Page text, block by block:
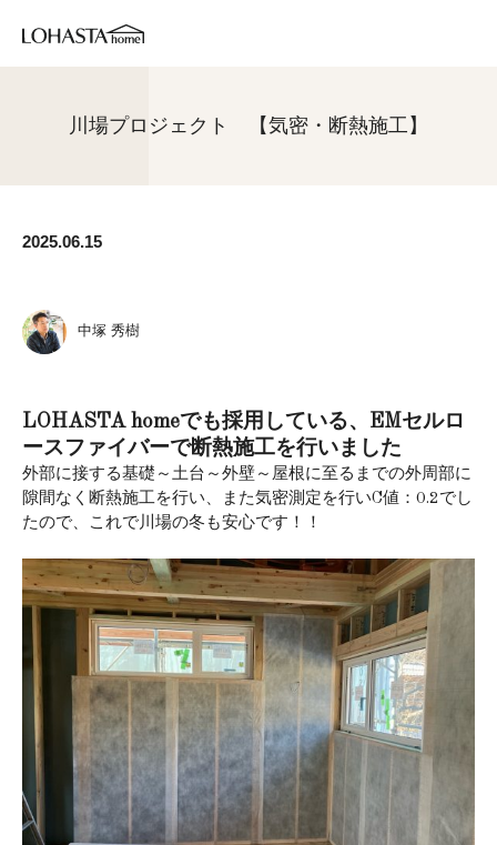
川場プロジェクト 【気密・断熱施工】
2025.06.15
中塚 秀樹
LOHASTA homeでも採用している、EMセルロ
ースファイバーで断熱施工を行いました
外部に接する基礎～土台～外壁～屋根に至るまでの外周部に
隙間なく断熱施工を行い、また気密測定を行いC値：0.2でし
たので、これで川場の冬も安心です！！